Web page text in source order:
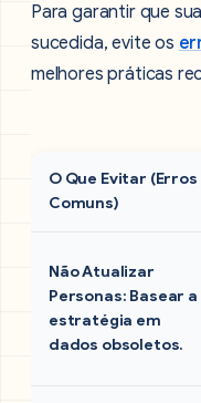
Para garantir que
sucedida, evite os
melhores práticas
O Que Evitar (Erros
Comuns)
Não Atualizar
Personas: Basear a
estratégia em
dados obsoletos.